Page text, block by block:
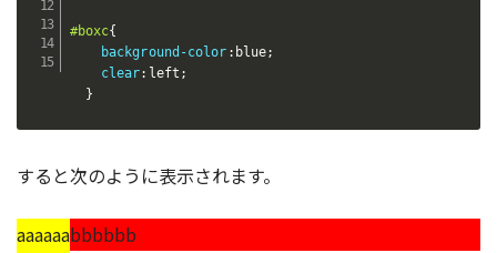
#boxc{
background-color : blue;
clear: left ;
}
すると次のように表示されます。
aaaaaabbbbbb